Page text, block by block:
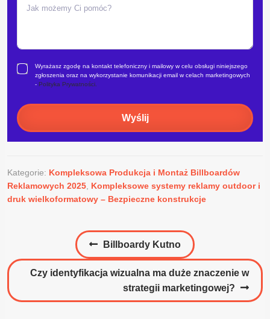
Wyrażasz zgodę na kontakt telefoniczny i mailowy w celu obsługi niniejszego
zgłoszenia oraz na wykorzystanie komunikacji email w celach marketingowych
- Polityka Prywatności.
Wyślij
Kategorie: Kompleksowa Produkcja i Montaż Billboardów
Reklamowych 2025 Kompleksowe systemy reklamy outdoor i
druk wielkoformatowy – Bezpieczne konstrukcje
Nawigacja
wpisu
Poprzedni
wpis:
Billboardy Kutno
Następny
Czy identyfikacja wizualna ma duże znaczenie w
strategii marketingowej?